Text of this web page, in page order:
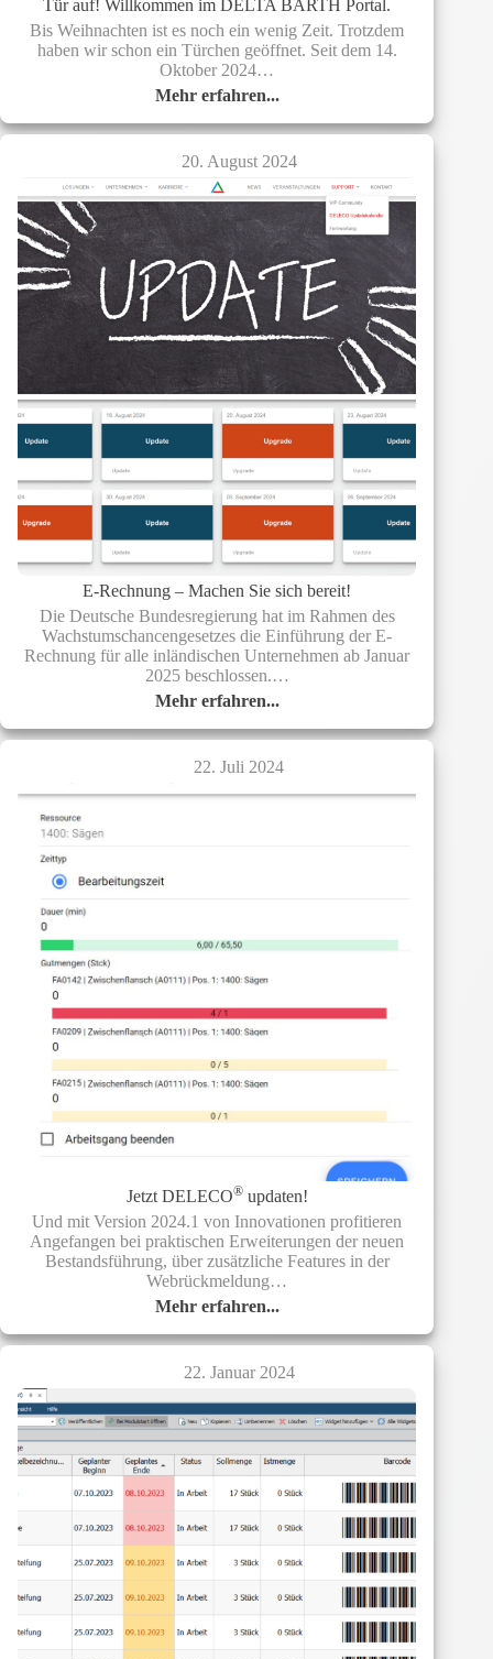
Tür auf! Willkommen im DELTA BARTH Portal.
Bis Weihnachten ist es noch ein wenig Zeit. Trotzdem
haben wir schon ein Türchen geöffnet. Seit dem 14.
Oktober 2024…
Mehr erfahren...
Tür
auf!
DELTA
BARTH
Portal.
20. August 2024
E-Rechnung – Machen Sie sich bereit!
Die Deutsche Bundesregierung hat im Rahmen des
Wachstumschancengesetzes die Einführung der E-
Rechnung für alle inländischen Unternehmen ab Januar
2025 beschlossen.…
Mehr erfahren...
E-
Rechnung
Machen22. Juli 2024
Jetzt DELECO®updaten!
Und mit Version 2024.1 von Innovationen profitieren
Angefangen bei praktischen Erweiterungen der neuen
Bestandsführung, über zusätzliche Features in der
Webrückmeldung…
Mehr erfahren...
Jetzt
DELECO
22. Januar 2024